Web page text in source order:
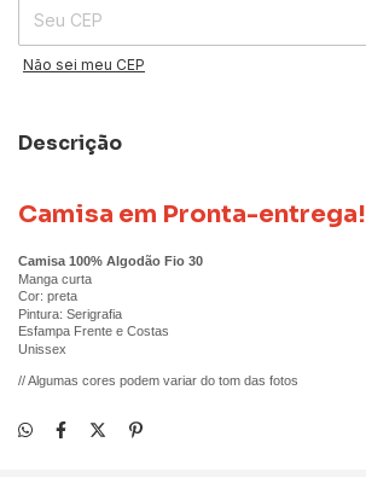
Não sei meu CEP
Descrição
Camisa em Pronta-entrega!
Camisa 100% Algodão Fio 30
Manga curta
Cor: preta
Pintura: Serigrafia
Esfampa Frente e Costas
Unissex
// Algumas cores podem variar do tom das fotos